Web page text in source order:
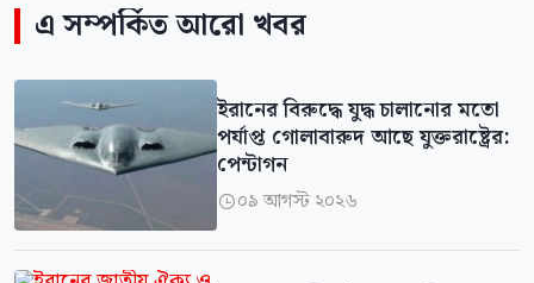
এ সম্পর্কিত আরো খবর
ইরানের বিরুদ্ধে যুদ্ধ চালানোর মতো
পর্যাপ্ত গোলাবারুদ আছে যুক্তরাষ্ট্রের:
পেন্টাগন
০৯ আগস্ট ২০২৬